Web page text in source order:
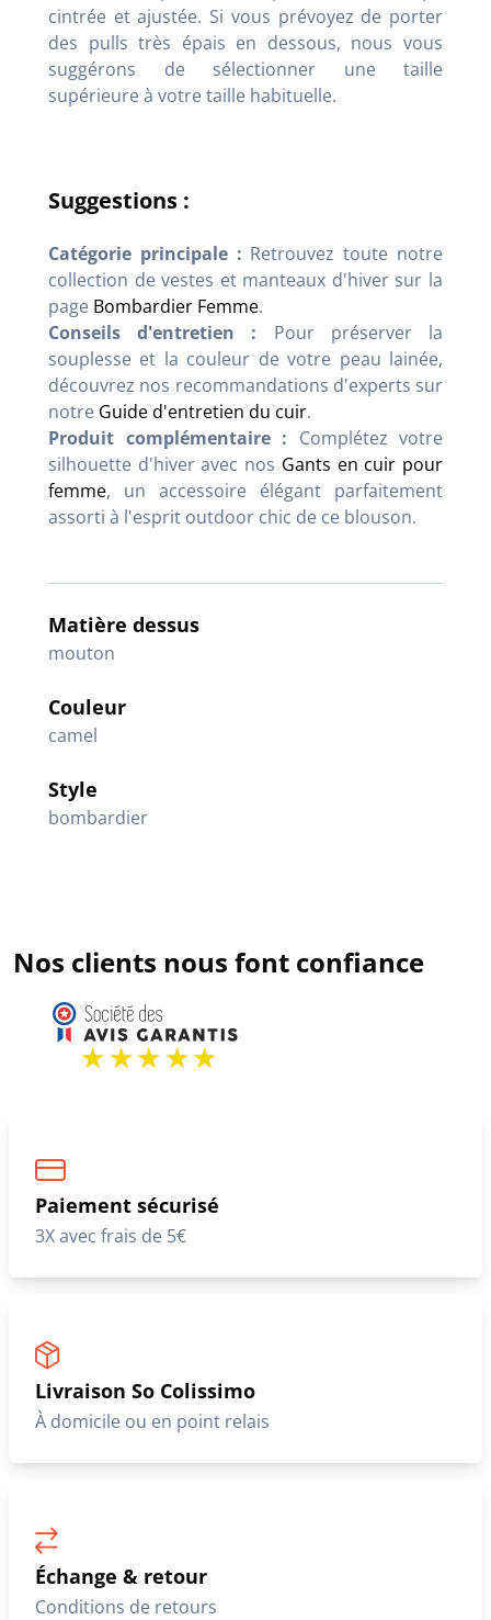
cintrée et ajustée. Si vous prévoyez de porter
des pulls très épais en dessous, nous vous
suggérons de sélectionner une taille
supérieure à votre taille habituelle.
Suggestions :
Catégorie principale : Retrouvez toute notre
collection de vestes et manteaux d'hiver sur la
page Bombardier Femme.
Conseils d'entretien : Pour préserver la
souplesse et la couleur de votre peau lainée,
découvrez nos recommandations d'experts sur
notre Guide d'entretien du cuir.
Produit complémentaire : Complétez votre
silhouette d'hiver avec nos Gants en cuir pour
femme, un accessoire élégant parfaitement
assorti à l'esprit outdoor chic de ce blouson.
Matière dessus
mouton
Couleur
camel
Style
bombardier
Nos clients nous font confiance
Paiement sécurisé
3X avec frais de 5€
Livraison So Colissimo
À domicile ou en point relais
Échange & retour
Conditions de retours